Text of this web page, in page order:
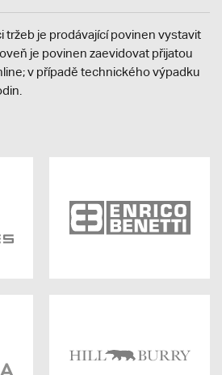
tržeb je prodávající povinen vystavit
je povinen zaevidovat přijatou
v případě technického výpadku